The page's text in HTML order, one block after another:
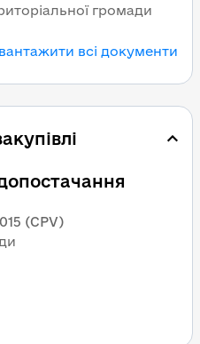
громади
всі документи
(CPV)